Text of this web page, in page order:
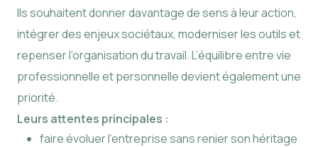
Ils souhaitent donner davantage de sens à leur action,
intégrer des enjeux sociétaux, moderniser les outils et
repenser l’organisation du travail. L’équilibre entre vie
professionnelle et personnelle devient également une
priorité.
Leurs attentes principales :
faire évoluer l’entreprise sans renier son héritage